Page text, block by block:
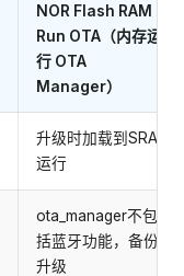
NOR Flash RAM
Run OTA（内存运
行 OTA
Manager）
升级时加载到SRAM
运行
ota_manager不包
括蓝牙功能，备份
升级